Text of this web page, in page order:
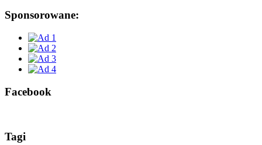
Sponsorowane:
Facebook
Tagi